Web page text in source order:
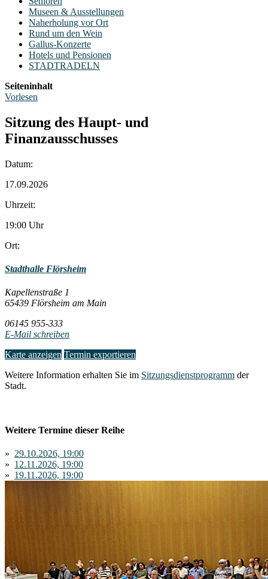
Museen & Ausstellungen
Naherholung vor Ort
Rund um den Wein
Gallus-Konzerte
Hotels und Pensionen
STADTRADELN
Seiteninhalt
Vorlesen
Sitzung des Haupt- und
Finanzausschusses
Datum:
17.09.2026
Uhrzeit:
19:00 Uhr
Ort:
Stadthalle Flörsheim
Kapellenstraße 1
65439 Flörsheim am Main
06145 955-333
E-Mail schreiben
Karte anzeigen Termin exportieren
Weitere Information erhalten Sie im Sitzungsdienstprogramm der
Stadt.
Weitere Termine dieser Reihe
» 29.10.2026, 19:00
» 12.11.2026, 19:00
» 19.11.2026, 19:00